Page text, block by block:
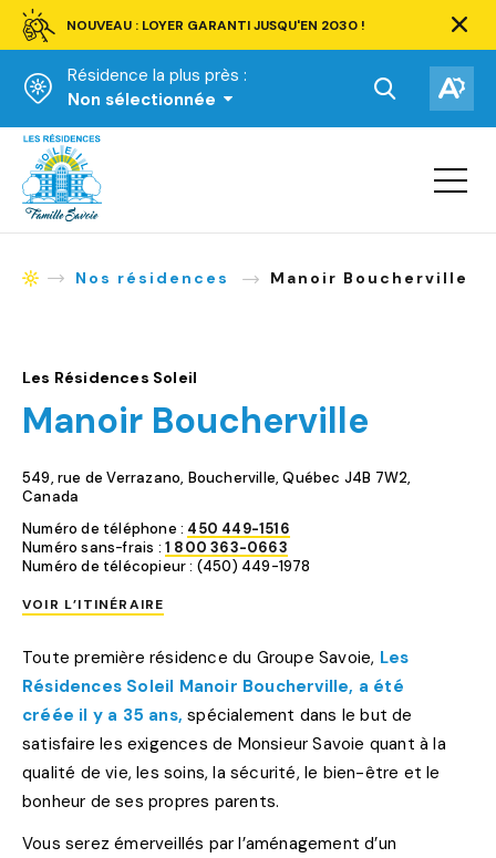
NOUVEAU : LOYER GARANTI JUSQU'EN 2030 !
barre
Résidence la plus près :
Non sélectionnée
Ouvrir
la
recherche.
la
Accueil
Ouvrir
la
AccueilNos résidences Manoir Boucherville
Les Résidences Soleil
Manoir Boucherville
549, rue de Verrazano, Boucherville, Québec J4B 7W2,
Canada
Numéro de téléphone : 450 449-1516
Numéro sans-frais : 1 800 363-0663
Numéro de télécopieur : (450) 449-1978
VOIR L’ITINÉRAIRE
Toute première résidence du Groupe Savoie, Les
Résidences Soleil Manoir Boucherville, a été
créée il y a 35 ans, spécialement dans le but de
satisfaire les exigences de Monsieur Savoie quant à la
qualité de vie, les soins, la sécurité, le bien-être et le
bonheur de ses propres parents.
Vous serez émerveillés par l’aménagement d’un